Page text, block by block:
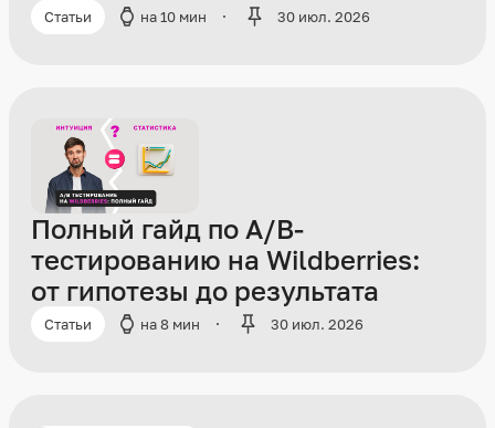
Статьи на 10 мин 30 июл. 2026
Полный гайд по A/B-
тестированию на Wildberries:
от гипотезы до результата
Статьи на 8 мин 30 июл. 2026